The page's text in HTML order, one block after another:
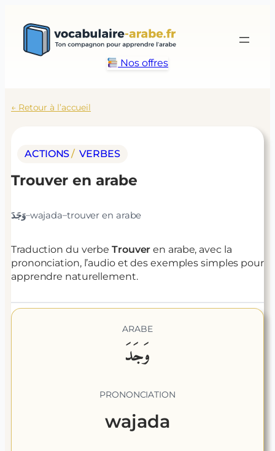
Nos offres
← Retour à l’accueil
ACTIONS/ VERBES
Trouver en arabe
وَجَدَ–wajada–trouver en arabe
Traduction du verbe Trouver en arabe, avec la
prononciation, l’audio et des exemples simples pour
apprendre naturellement.
ARABE
وَجَدَ
PRONONCIATION
wajada